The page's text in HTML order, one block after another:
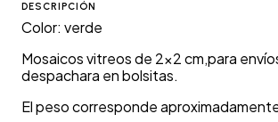
DESCRIPCIÓN
Color: verde
Mosaicos vitreos de 2x2 cm,para
despachara en bolsitas.
El peso corresponde